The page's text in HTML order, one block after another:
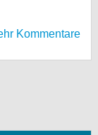
Kommentare